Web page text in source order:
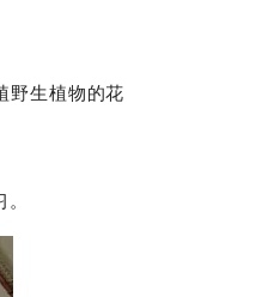
野生植物的花